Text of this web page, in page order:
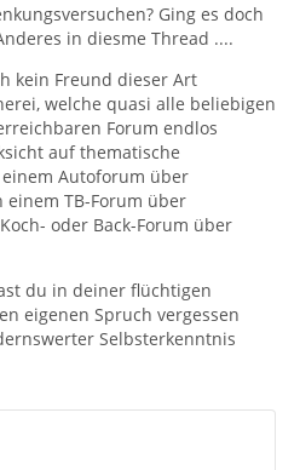
Ging es doch
in diesme Thread ....
kein Freund dieser Art
welche quasi alle beliebigen
Forum endlos
auf thematische
Autoforum über
TB-Forum über
oder Back-Forum über
du in deiner flüchtigen
eigenen Spruch vergessen
Selbsterkenntnis